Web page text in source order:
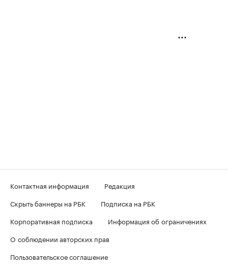
Контактная информация
Редакция
Скрыть баннеры на РБК
Подписка на РБК
Корпоративная подписка
Информация об ограничениях
О соблюдении авторских прав
Пользовательское соглашение